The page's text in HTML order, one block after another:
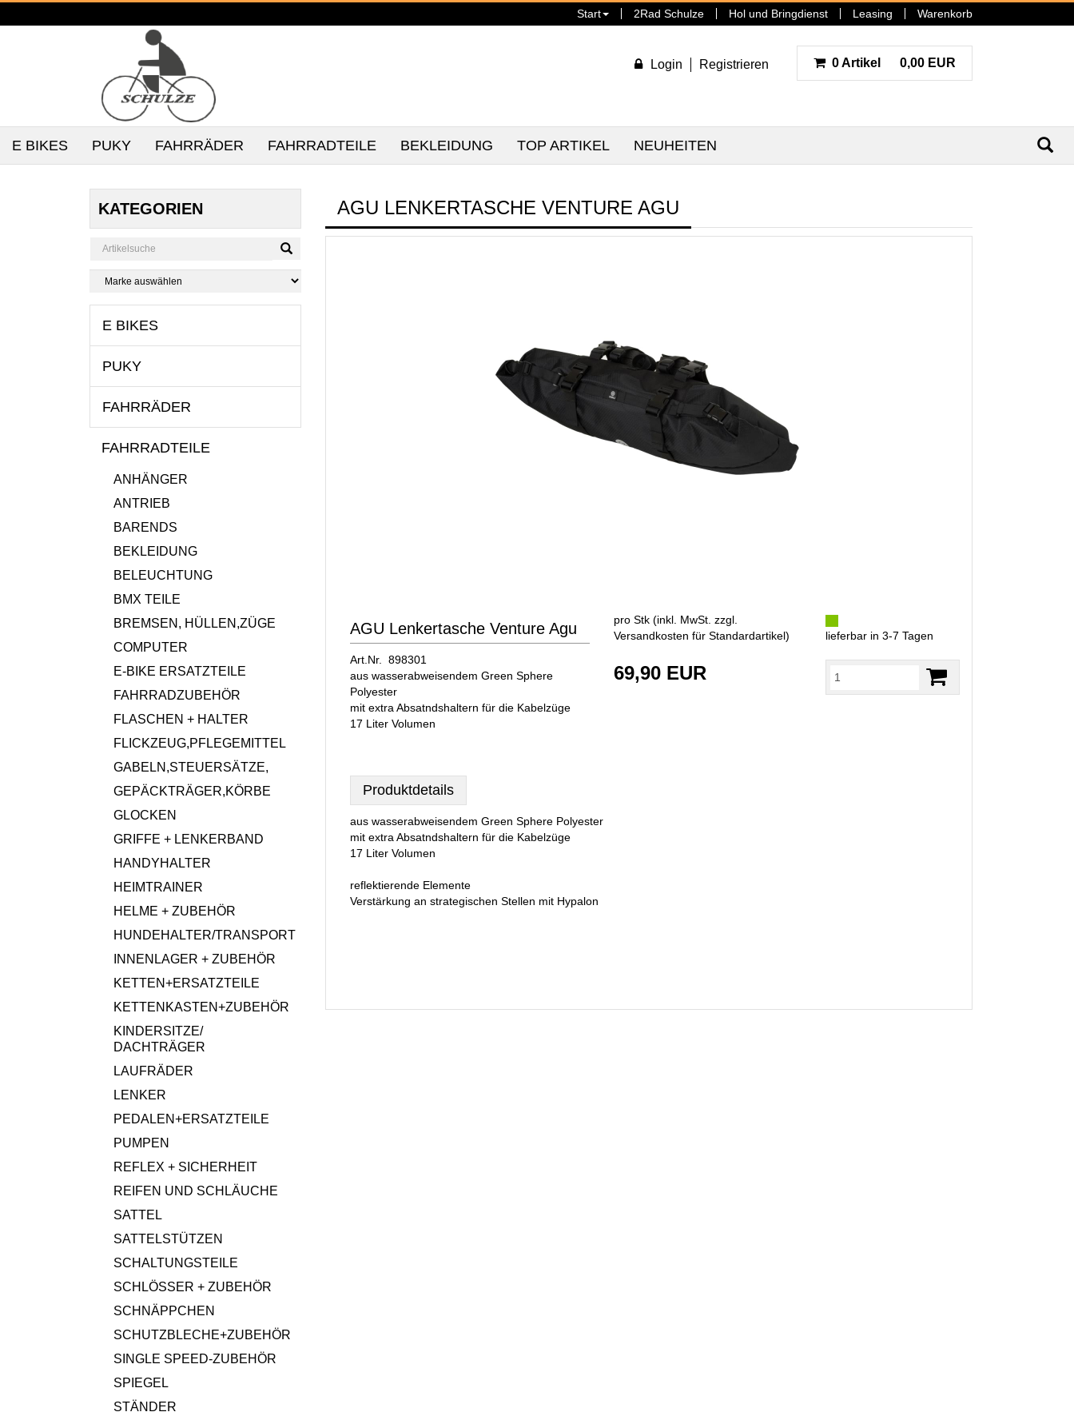
Start 2Rad Schulze Hol und Bringdienst Leasing Warenkorb
Login Registrieren 0 Artikel 0,00 EUR
E BIKES PUKY FAHRRÄDER FAHRRADTEILE BEKLEIDUNG TOP ARTIKEL NEUHEITEN
KATEGORIEN
E BIKES
PUKY
FAHRRÄDER
FAHRRADTEILE
ANHÄNGER
ANTRIEB
BARENDS
BEKLEIDUNG
BELEUCHTUNG
BMX TEILE
BREMSEN, HÜLLEN,ZÜGE
COMPUTER
E-BIKE ERSATZTEILE
FAHRRADZUBEHÖR
FLASCHEN + HALTER
FLICKZEUG,PFLEGEMITTEL
GABELN,STEUERSÄTZE,
GEPÄCKTRÄGER,KÖRBE
GLOCKEN
GRIFFE + LENKERBAND
HANDYHALTER
HEIMTRAINER
HELME + ZUBEHÖR
HUNDEHALTER/TRANSPORT
INNENLAGER + ZUBEHÖR
KETTEN+ERSATZTEILE
KETTENKASTEN+ZUBEHÖR
KINDERSITZE/
DACHTRÄGER
LAUFRÄDER
LENKER
PEDALEN+ERSATZTEILE
PUMPEN
REFLEX + SICHERHEIT
REIFEN UND SCHLÄUCHE
SATTEL
SATTELSTÜTZEN
SCHALTUNGSTEILE
SCHLÖSSER + ZUBEHÖR
SCHNÄPPCHEN
SCHUTZBLECHE+ZUBEHÖR
SINGLE SPEED-ZUBEHÖR
SPIEGEL
STÄNDER
AGU LENKERTASCHE VENTURE AGU
AGU Lenkertasche Venture Agu
Art.Nr. 898301
aus wasserabweisendem Green Sphere
Polyester
mit extra Absatndshaltern für die Kabelzüge
17 Liter Volumen
pro Stk (inkl. MwSt. zzgl.
Versandkosten für Standardartikel)
69,90 EUR
lieferbar in 3-7 Tagen
Produktdetails
aus wasserabweisendem Green Sphere Polyester
mit extra Absatndshaltern für die Kabelzüge
17 Liter Volumen
reflektierende Elemente
Verstärkung an strategischen Stellen mit Hypalon